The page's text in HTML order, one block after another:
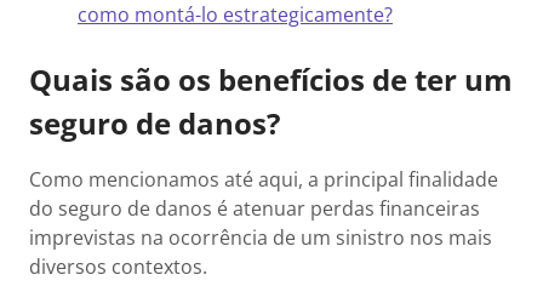
como montá-lo estrategicamente?
Quais são os benefícios de ter um
seguro de danos?
Como mencionamos até aqui, a principal finalidade
do seguro de danos é atenuar perdas financeiras
imprevistas na ocorrência de um sinistro nos mais
diversos contextos.